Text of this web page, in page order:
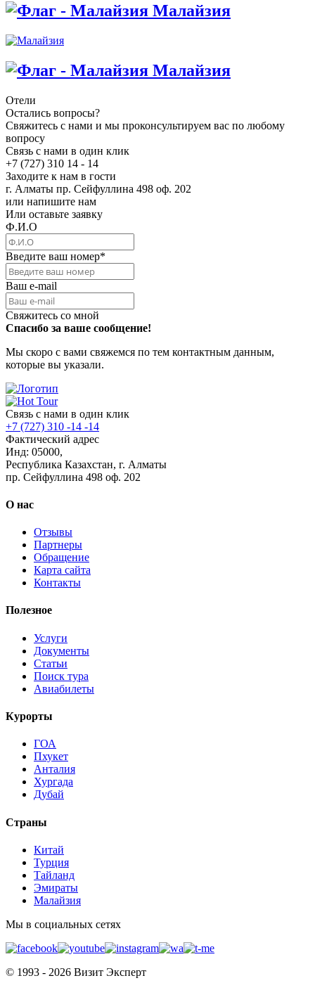
Малайзия
Малайзия
Отели
Остались вопросы?
Свяжитесь с нами и мы проконсультируем вас по любому
вопросу
Связь с нами в один клик
+7 (727) 310 14 - 14
Заходите к нам в гости
г. Алматы пр. Сейфуллина 498 оф. 202
или напишите нам
Или оставьте заявку
Ф.И.О
Введите ваш номер*
Ваш e-mail
Свяжитесь со мной
Спасибо за ваше сообщение!
Мы скоро с вами свяжемся по тем контактным данным,
которые вы указали.
Связь с нами в один клик
+7 (727) 310 -14 -14
Фактический адрес
Инд: 05000,
Республика Казахстан, г. Алматы
пр. Сейфуллина 498 оф. 202
О нас
Отзывы
Партнеры
Обращение
Карта сайта
Контакты
Полезное
Услуги
Документы
Статьи
Поиск тура
Авиабилеты
Курорты
ГОА
Пхукет
Анталия
Хургада
Дубай
Страны
Китай
Турция
Тайланд
Эмираты
Малайзия
Мы в социальных сетях
© 1993 - 2026 Визит Эксперт